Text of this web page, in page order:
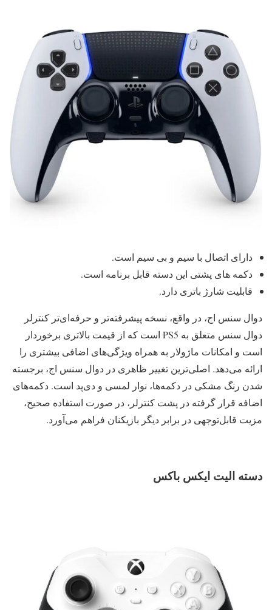
دارای اتصال با سیم و بی سیم است.
دکمه های پشتی این دسته قابل برنامه است.
قابلیت شارژ باتری دارد.
دوال سنس اج، در واقع، نسخه پیشرفته‌تر و حرفه‌ای‌تر کنترلر
دوال سنس متعلق به PS5 است که از قیمت بالاتری برخوردار
است و امکانات ماژولار به همراه ویژگی‌های اضافی بیشتری را
ارائه می‌دهد. اصلی‌ترین تغییر ظاهری در دوال سنس اج، برجسته
شدن رنگ مشکی در دکمه‌ها، نوار لمسی و دی‌پد است. دکمه‌های
اضافه قرار گرفته در پشت کنترلر، در صورت استفاده صحیح،
مزیت قابل‌توجهی در برابر دیگر بازیکنان فراهم می‌آورد.
دسته الیت ایکس باکس